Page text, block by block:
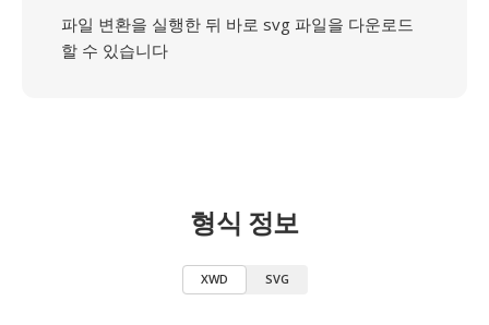
파일 변환을 실행한 뒤 바로 svg 파일을 다운로드
할 수 있습니다
형식 정보
XWD SVG